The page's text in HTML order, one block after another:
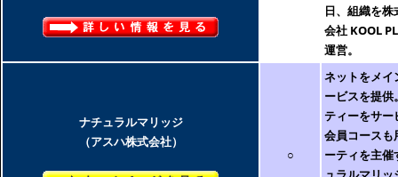
日、組織を
会社 KOOL
運営。
ナチュラルマリッジ
（アスハ株式会社）
○
ネットをメイ
ービスを提
ティーをサー
会員コースも
ーティを主